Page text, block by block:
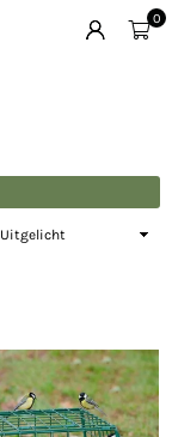
0
Sorteer